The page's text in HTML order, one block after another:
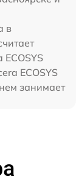
в
ECOSYS
занимает